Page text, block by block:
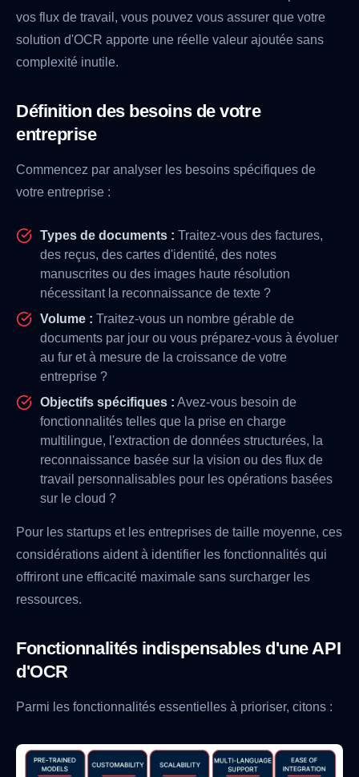
vos flux de travail, vous pouvez vous assurer que votre
solution d'OCR apporte une réelle valeur ajoutée sans
complexité inutile.
Définition des besoins de votre
entreprise
Commencez par analyser les besoins spécifiques de
votre entreprise :
Types de documents : Traitez-vous des factures,
des reçus, des cartes d'identité, des notes
manuscrites ou des images haute résolution
nécessitant la reconnaissance de texte ?
Volume : Traitez-vous un nombre gérable de
documents par jour ou vous préparez-vous à évoluer
au fur et à mesure de la croissance de votre
entreprise ?
Objectifs spécifiques : Avez-vous besoin de
fonctionnalités telles que la prise en charge
multilingue, l'extraction de données structurées, la
reconnaissance basée sur la vision ou des flux de
travail personnalisables pour les opérations basées
sur le cloud ?
Pour les startups et les entreprises de taille moyenne, ces
considérations aident à identifier les fonctionnalités qui
offriront une efficacité maximale sans surcharger les
ressources.
Fonctionnalités indispensables d'une API
d'OCR
Parmi les fonctionnalités essentielles à prioriser, citons :